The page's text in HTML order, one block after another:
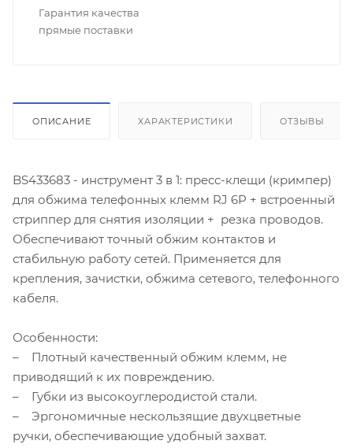
Гарантия качества
прямые поставки
ОПИСАНИЕ ХАРАКТЕРИСТИКИ ОТЗЫВЫ
BS433683 - инструмент 3 в 1: пресс-клещи (кримпер)
для обжима телефонных клемм RJ 6P + встроенный
стриппер для снятия изоляции + резка проводов.
Обеспечивают точный обжим контактов и
стабильную работу сетей. Применяется для
крепления, зачистки, обжима сетевого, телефонного
кабеля.
Особенности:
– Плотный качественный обжим клемм, не
приводящий к их повреждению.
– Губки из высокоуглеродистой стали.
– Эргономичные нескользящие двухцветные
ручки, обеспечивающие удобный захват.